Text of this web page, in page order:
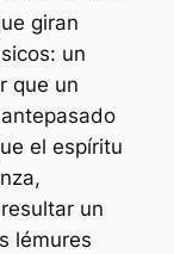
giran
un
que un
el espíritu
un
lémures